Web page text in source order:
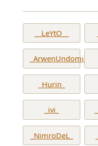
__LeYtO__
_ArwenUndomiel_
_Hurin_
_ivi_
_NimroDeL_